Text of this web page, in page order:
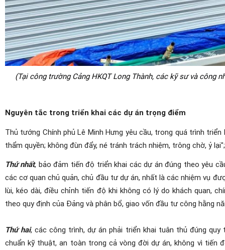
(Tại công trường Cảng HKQT Long Thành, các kỹ sư và công
Nguyên tắc trong triển khai các dự án trọng điểm
Thủ tướng Chính phủ Lê Minh Hưng yêu cầu, trong quá trình
thẩm quyền; không đùn đẩy, né tránh trách nhiệm, trông chờ, ỷ
Thứ nhất, bảo đảm tiến độ triển khai các dự án đúng theo yêu
các cơ quan chủ quản, chủ đầu tư dự án, nhất là các nhiệm vụ
lùi, kéo dài, điều chỉnh tiến độ khi không có lý do khách quan,
theo quy định của Đảng và phân bổ, giao vốn đầu tư công hằng
Thứ hai, các công trình, dự án phải triển khai tuân thủ đúng
chuẩn kỹ thuật, an toàn trong cả vòng đời dự án, không vì